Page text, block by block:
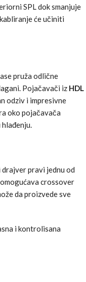
SPL dok smanjuje
će učiniti
pruža odlične
Pojačavači iz HDL
odziv i impresivne
oko pojačavača
pravi jednu od
crossover
da proizvede sve
i kontrolisana